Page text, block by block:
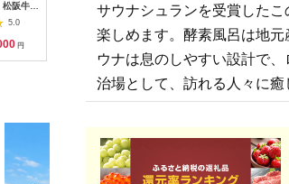
阪牛焼
ペアお
5.0
円
フ 八千代カントリー
クラブ 利用券 10,000
円分（1,000円×10
枚） 広島 安芸高田市
36,500
カリ備食ライスセット
(100g×８袋）【5年保
存・非常食】【備蓄
備蓄用 緊急時 備え 米
食品 食糧 食料 長期保
存 レジャー キャンプ
登山 便利】
12,000
サウナシュランを受賞した
楽しめます。酵素風呂は地
ウナは息のしやすい設計で
治場として、訪れる人々に癒